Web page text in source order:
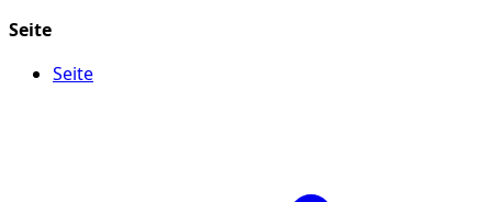
Seite
Seite